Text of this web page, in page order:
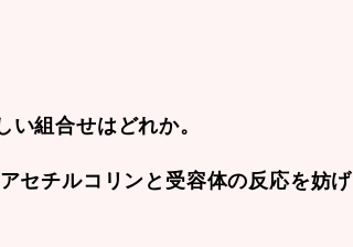
組合せはどれか。
セチルコリンと受容体の反応を妨げ